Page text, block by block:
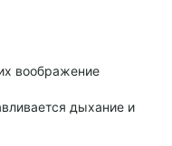
воображение
дыхание и